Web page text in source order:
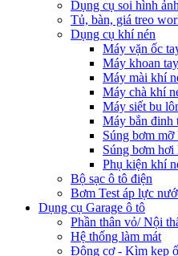
Dụng cụ soi hình ảnh
Tủ, bàn, giá treo
Dụng cụ khí nén
Máy vặn ốc
Máy khoan
Máy mài khí
Máy chà khí
Máy siết bu
Máy bắn đinh
Súng bơm mỡ
Súng bơm hơi
Phụ kiện khí
Bộ sạc ô tô điện
Bơm Test áp lực
Dụng cụ Garage ô tô
Phần thân vỏ/ Nội
Hệ thống làm mát
Động cơ - Kìm kẹp